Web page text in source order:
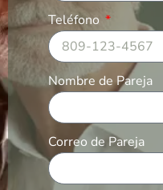
Teléfono
Nombre de Pareja
Correo de Pareja